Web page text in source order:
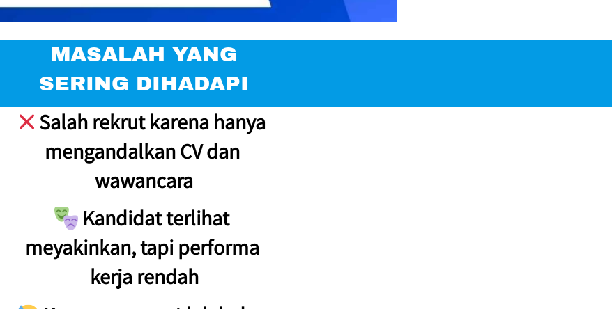
SERING DIHADAPI
Salah rekrut karena hanya
mengandalkan CV dan
wawancara
Kandidat terlihat
meyakinkan, tapi performa
kerja rendah